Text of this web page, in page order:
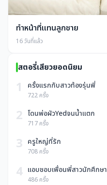
ทำหน้าที่แทนลูกชาย
16 วันที่แล้ว
สตอรี่เสียวยอดนิยม
1 ครั้งแรกกับสาวท้องรุ่นพี่
722 ครั้ง
2 โดนพ่อผัวYedจนน้ำแตก
717 ครั้ง
3 ครูใหญ่ที่รัก
708 ครั้ง
4 แอบชอบเพื่อนพี่สาวนักศึกษา
486 ครั้ง